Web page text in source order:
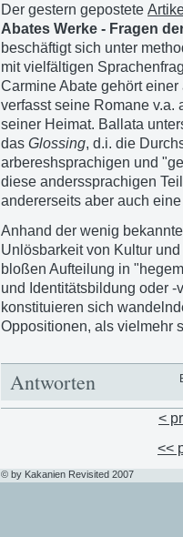
Der gestern gepostete
Abates Werke - Fragen
beschäftigt sich unter
mit vielfältigen
Carmine Abate gehört
verfasst seine Romane v.a.
seiner Heimat. Ballata
das Glossing, d.i. die
arbereshsprachigen und
diese anderssprachigen
andererseits aber auch
Anhand der wenig
Unlösbarkeit von Kultur
bloßen Aufteilung in
und Identitätsbildung oder
konstituieren sich
Oppositionen, als vielmehr
Antworten
<
<<
© by Kakanien Revisited 2007